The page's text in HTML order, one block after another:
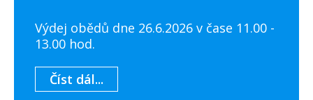
Výdej obědů dne 26.6.2026 v čase 11.00 -
13.00 hod.
Číst dál...